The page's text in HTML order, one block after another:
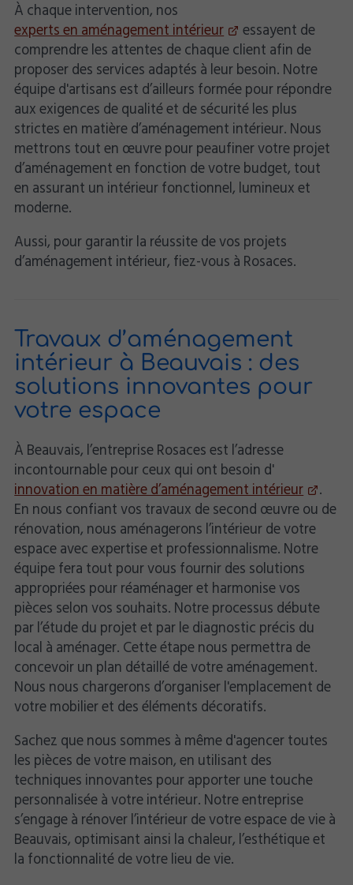
À chaque intervention, nos
experts en aménagement intérieur
essayent de
comprendre les attentes de chaque client afin de
proposer des services adaptés à leur besoin. Notre
équipe d'artisans est d’ailleurs formée pour répondre
aux exigences de qualité et de sécurité les plus
strictes en matière d’aménagement intérieur. Nous
mettrons tout en œuvre pour peaufiner votre projet
d’aménagement en fonction de votre budget, tout
en assurant un intérieur fonctionnel, lumineux et
moderne.
Aussi, pour garantir la réussite de vos projets
d’aménagement intérieur, fiez-vous à Rosaces.
Travaux d’aménagement
intérieur à Beauvais : des
solutions innovantes pour
votre espace
À Beauvais, l’entreprise Rosaces est l’adresse
incontournable pour ceux qui ont besoin d'
innovation en matière d’aménagement intérieur
.
En nous confiant vos travaux de second œuvre ou de
rénovation, nous aménagerons l’intérieur de votre
espace avec expertise et professionnalisme. Notre
équipe fera tout pour vous fournir des solutions
appropriées pour réaménager et harmonise vos
pièces selon vos souhaits. Notre processus débute
par l’étude du projet et par le diagnostic précis du
local à aménager. Cette étape nous permettra de
concevoir un plan détaillé de votre aménagement.
Nous nous chargerons d’organiser l'emplacement de
votre mobilier et des éléments décoratifs.
Sachez que nous sommes à même d'agencer toutes
les pièces de votre maison, en utilisant des
techniques innovantes pour apporter une touche
personnalisée à votre intérieur. Notre entreprise
s’engage à rénover l’intérieur de votre espace de vie à
Beauvais, optimisant ainsi la chaleur, l’esthétique et
la fonctionnalité de votre lieu de vie.